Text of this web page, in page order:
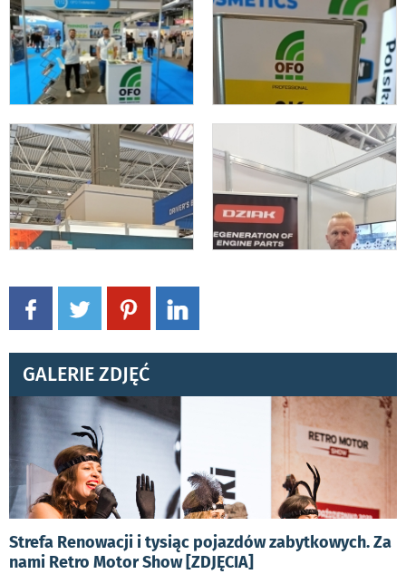
GALERIE ZDJĘĆ
Strefa Renowacji i tysiąc pojazdów zabytkowych. Za
nami Retro Motor Show [ZDJĘCIA]